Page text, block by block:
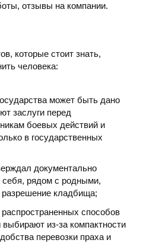
отзывы на компании.
которые стоит знать,
человека:
может быть дано
заслуги перед
боевых действий и
в государственных
документально
себя, рядом с родными,
кладбища;
способов
выбирают из-за компактности
перевозки праха и